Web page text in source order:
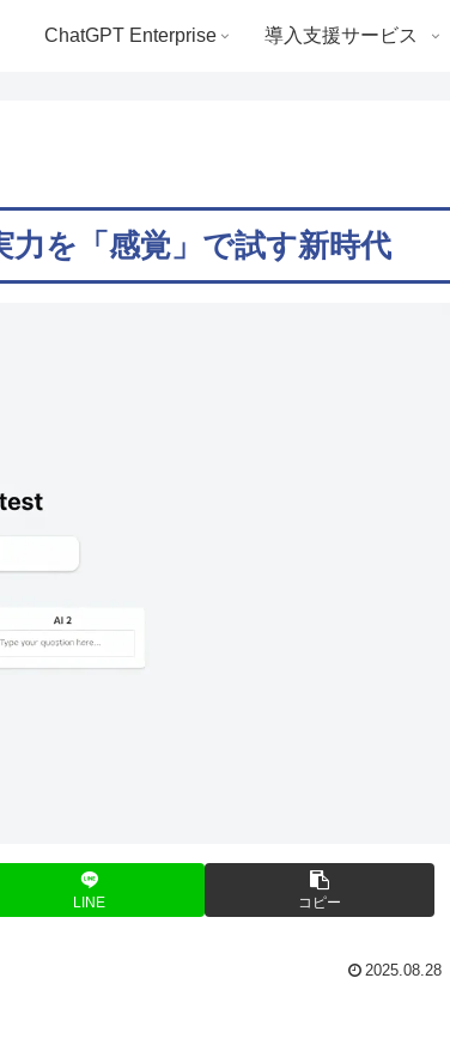
ChatGPT Enterprise 導入支援サービス
力を「感覚」で試す新時代
LINE コピー
2025.08.28